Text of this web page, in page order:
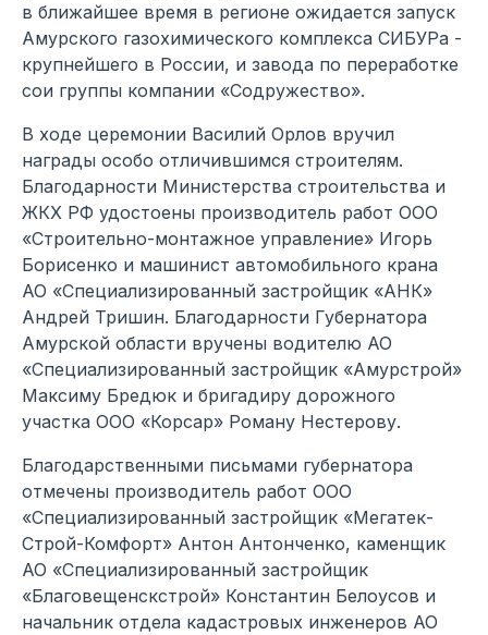
в ближайшее время в регионе ожидается запуск
Амурского газохимического комплекса СИБУРа -
крупнейшего в России, и завода по переработке
сои группы компании «Содружество».
В ходе церемонии Василий Орлов вручил
награды особо отличившимся строителям.
Благодарности Министерства строительства и
ЖКХ РФ удостоены производитель работ ООО
«Строительно-монтажное управление» Игорь
Борисенко и машинист автомобильного крана
АО «Специализированный застройщик «АНК»
Андрей Тришин. Благодарности Губернатора
Амурской области вручены водителю АО
«Специализированный застройщик «Амурстрой»
Максиму Бредюк и бригадиру дорожного
участка ООО «Корсар» Роману Нестерову.
Благодарственными письмами губернатора
отмечены производитель работ ООО
«Специализированный застройщик «Мегатек-
Строй-Комфорт» Антон Антонченко, каменщик
АО «Специализированный застройщик
«Благовещенскстрой» Константин Белоусов и
начальник отдела кадастровых инженеров АО